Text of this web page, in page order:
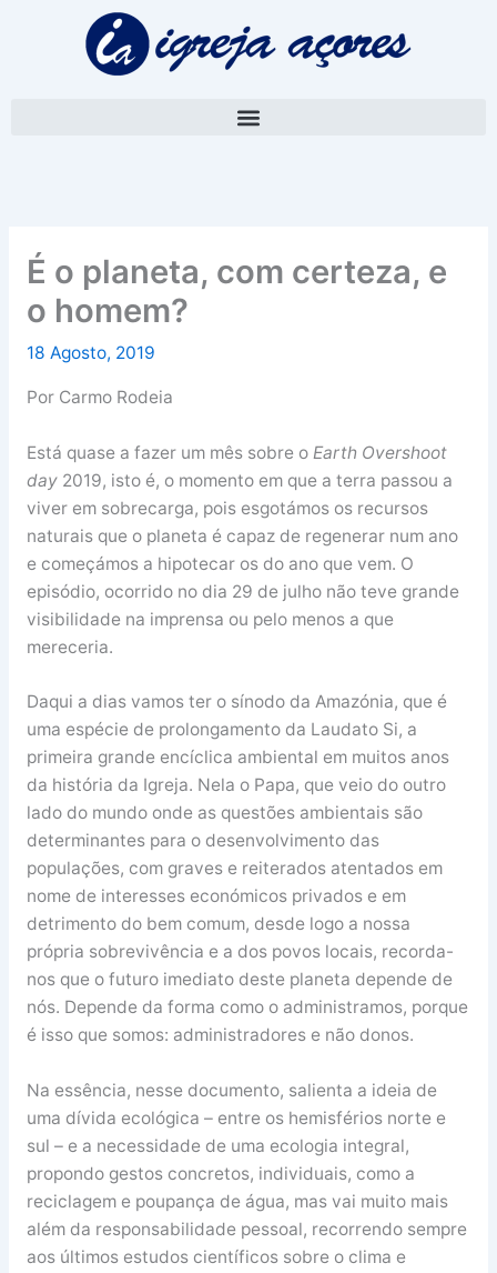
É o planeta, com certeza, e
o homem?
18 Agosto, 2019
Por Carmo Rodeia
Está quase a fazer um mês sobre o Earth Overshoot
day2019, isto é, o momento em que a terra passou a
viver em sobrecarga, pois esgotámos os recursos
naturais que o planeta é capaz de regenerar num ano
e começámos a hipotecar os do ano que vem. O
episódio, ocorrido no dia 29 de julho não teve grande
visibilidade na imprensa ou pelo menos a que
mereceria.
Daqui a dias vamos ter o sínodo da Amazónia, que é
uma espécie de prolongamento da Laudato Si, a
primeira grande encíclica ambiental em muitos anos
da história da Igreja. Nela o Papa, que veio do outro
lado do mundo onde as questões ambientais são
determinantes para o desenvolvimento das
populações, com graves e reiterados atentados em
nome de interesses económicos privados e em
detrimento do bem comum, desde logo a nossa
própria sobrevivência e a dos povos locais, recorda-
nos que o futuro imediato deste planeta depende de
nós. Depende da forma como o administramos, porque
é isso que somos: administradores e não donos.
Na essência, nesse documento, salienta a ideia de
uma dívida ecológica – entre os hemisférios norte e
sul – e a necessidade de uma ecologia integral,
propondo gestos concretos, individuais, como a
reciclagem e poupança de água, mas vai muito mais
além da responsabilidade pessoal, recorrendo sempre
aos últimos estudos científicos sobre o clima e